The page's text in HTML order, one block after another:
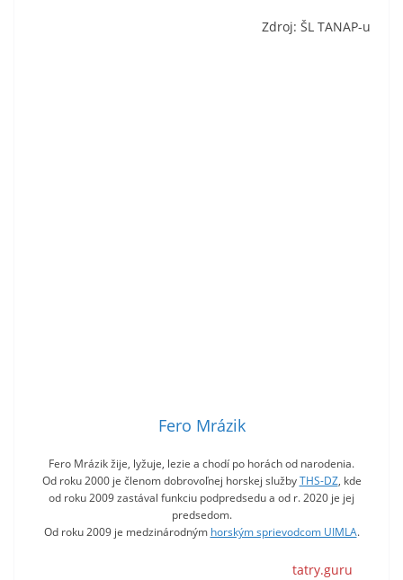
Zdroj: ŠL TANAP-u
Fero Mrázik
Fero Mrázik žije, lyžuje, lezie a chodí po horách od narodenia.
Od roku 2000 je členom dobrovoľnej horskej službyTHS-DZ, kde
od roku 2009 zastával funkciu podpredsedu a od r. 2020 je jej
predsedom.
Od roku 2009 je medzinárodným horským sprievodcom UIMLA.
tatry.guru